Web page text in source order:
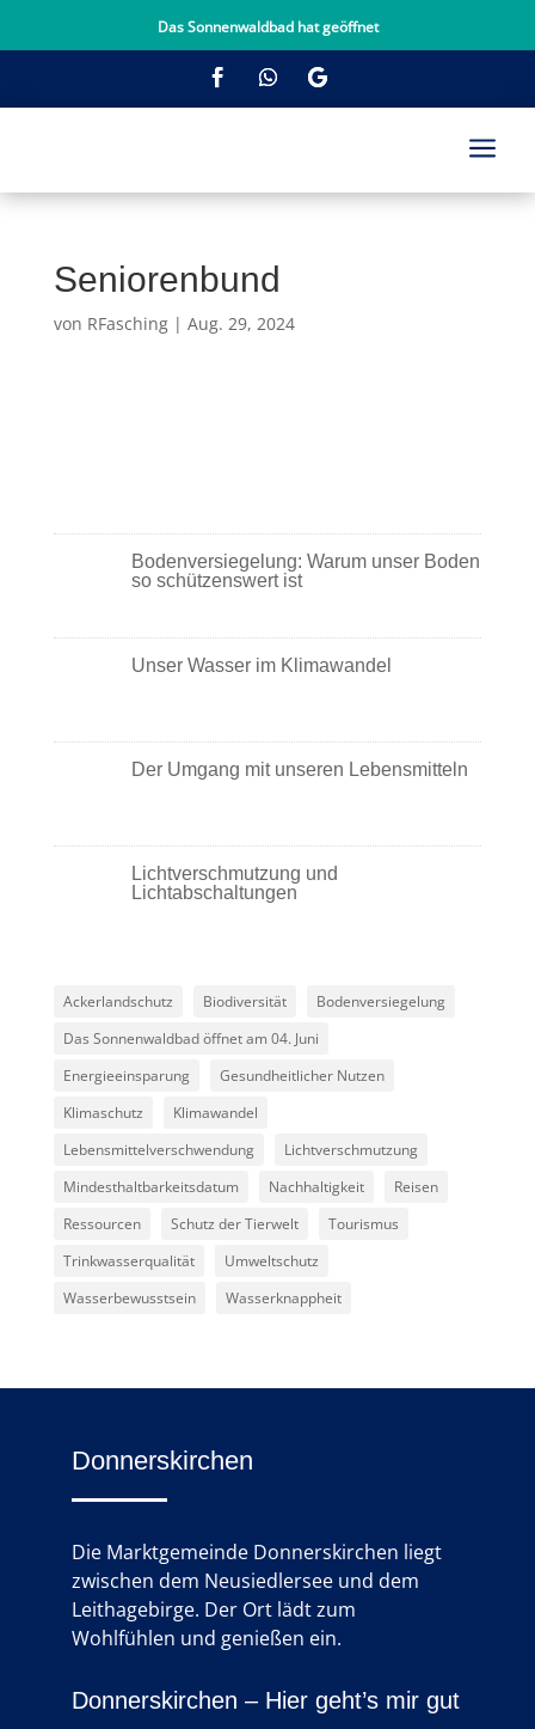
Das Sonnenwaldbad hat geöffnet
a
Seniorenbund
von RFasching| Aug. 29, 2024
Bodenversiegelung: Warum unser Boden
so schützenswert ist
Unser Wasser im Klimawandel
Der Umgang mit unseren Lebensmitteln
Lichtverschmutzung und
Lichtabschaltungen
Ackerlandschutz Biodiversität
Bodenversiegelung
Das Sonnenwaldbad öffnet am 04. Juni
Energieeinsparung
Gesundheitlicher Nutzen
Klimaschutz
Klimawandel
Lebensmittelverschwendung
Lichtverschmutzung
Mindesthaltbarkeitsdatum
Nachhaltigkeit
Reisen
Ressourcen
Schutz der Tierwelt
Tourismus
Trinkwasserqualität
Umweltschutz
Wasserbewusstsein
Wasserknappheit
Donnerskirchen
Die Marktgemeinde Donnerskirchen liegt
zwischen dem Neusiedlersee und dem
Leithagebirge. Der Ort lädt zum
Wohlfühlen und genießen ein.
Donnerskirchen – Hier geht’s mir gut